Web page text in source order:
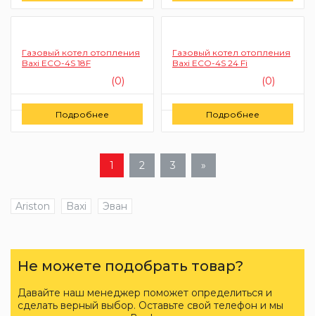
Газовый котел отопления
Baxi ECO-4S 18F
(0)
Заказать
Подробнее
Газовый котел отопления
Baxi ECO-4S 24 Fi
(0)
Заказать
Подробнее
1 2 3 »
Ariston Baxi Эван
Не можете подобрать товар?
Давайте наш менеджер поможет определиться и
сделать верный выбор. Оставьте свой телефон и мы